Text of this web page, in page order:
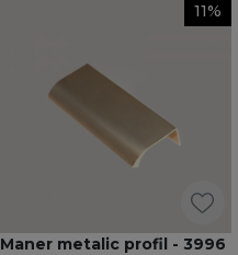
11%
Maner metalic profil - 3996